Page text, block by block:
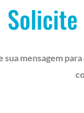
sua mensagem